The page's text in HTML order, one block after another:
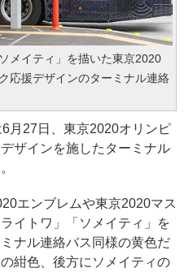
メイティ」を描いた東京2020
応援デザインのターミナル連絡
月27日、東京2020オリンピ
ザインを施したターミナル
エンブレムや東京2020マス
イトワ」「ソメイティ」を
ナル連絡バス同様の黄色だ
紺色、後方にソメイティの